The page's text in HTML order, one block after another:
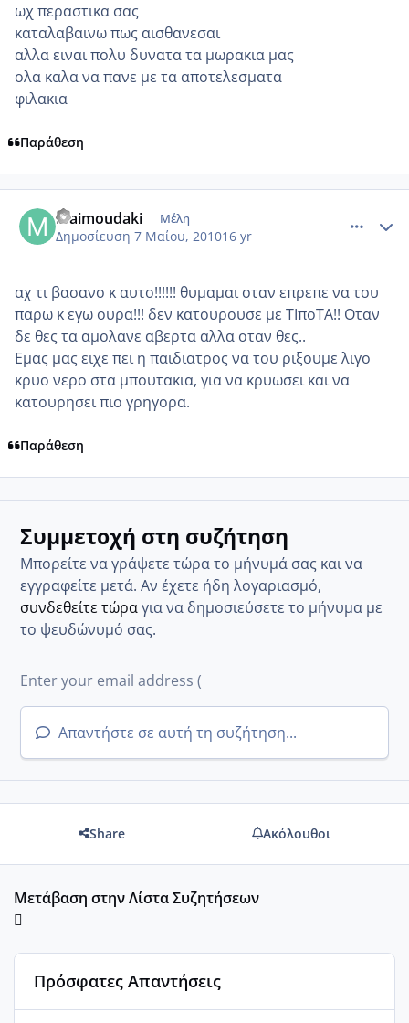
ωχ περαστικα σας
καταλαβαινω πως αισθανεσαι
αλλα ειναι πολυ δυνατα τα μωρακια μας
ολα καλα να πανε με τα αποτελεσματα
φιλακια
Παράθεση
Maimoudaki Μέλη
Δημοσίευση 7 Μαίου, 201016 yr
αχ τι βασανο κ αυτο!!!!!! θυμαμαι οταν επρεπε να του
παρω κ εγω ουρα!!! δεν κατουρουσε με ΤΙποΤΑ!! Οταν
δε θες τα αμολανε αβερτα αλλα οταν θες..
Εμας μας ειχε πει η παιδιατρος να του ριξουμε λιγο
κρυο νερο στα μπουτακια, για να κρυωσει και να
κατουρησει πιο γρηγορα.
Παράθεση
Συμμετοχή στη συζήτηση
Μπορείτε να γράψετε τώρα το μήνυμά σας και να
εγγραφείτε μετά. Αν έχετε ήδη λογαριασμό,
συνδεθείτε τώραγια να δημοσιεύσετε το μήνυμα με
το ψευδώνυμό σας.
Απαντήστε σε αυτή τη συζήτηση...
Share Ακόλουθοι
Μετάβαση στην Λίστα Συζητήσεων
Πρόσφατες Απαντήσεις